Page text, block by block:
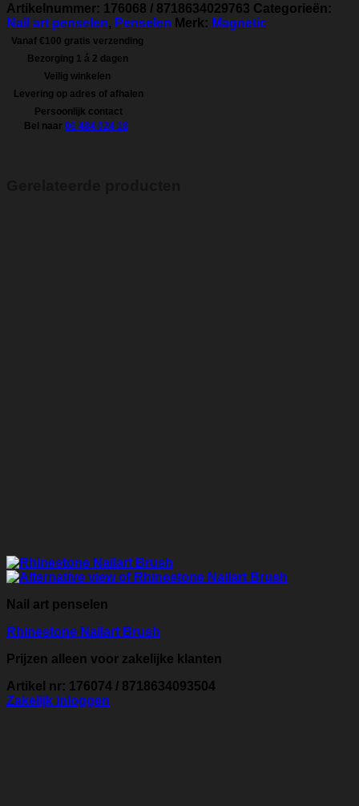
Artikelnummer: 176068 / 8718634029763 Categorieën:
Nail art penselen, Penselen Merk: Magnetic
Vanaf €100 gratis verzending
Bezorging 1 á 2 dagen
Veilig winkelen
Levering op adres of afhalen
Persoonlijk contact
Bel naar 06 484 024 18
Nail art penselen
Rhinestone Nailart Brush
Prijzen alleen voor zakelijke klanten
Artikel nr: 176074 / 8718634093504
Zakelijk inloggen